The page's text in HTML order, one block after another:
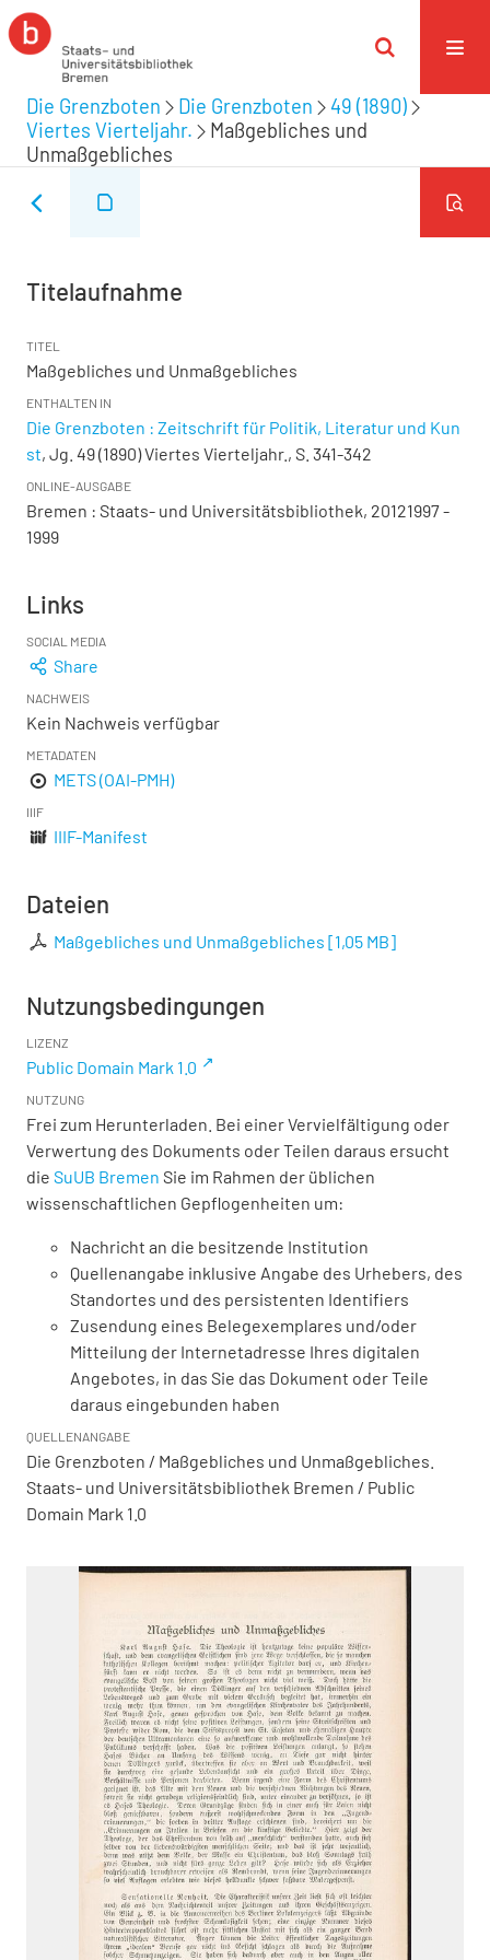
Die Grenzboten Die Grenzboten
49 (1890)
Viertes Vierteljahr.
Maßgebliches und
Unmaßgebliches
Titelaufnahme
TITEL
Maßgebliches und Unmaßgebliches
ENTHALTEN IN
Die Grenzboten : Zeitschrift für Politik, Literatur und Kun
st, Jg. 49 (1890) Viertes Vierteljahr., S. 341-342
ONLINE-AUSGABE
Bremen : Staats- und Universitätsbibliothek, 20121997 -
1999
Links
SOCIAL MEDIA
Share
NACHWEIS
Kein Nachweis verfügbar
METADATEN
METS (OAI-PMH)
IIIF
IIIF-Manifest
Dateien
Maßgebliches und Unmaßgebliches [1,05 MB]
Nutzungsbedingungen
LIZENZ
Public Domain Mark 1.0
NUTZUNG
Frei zum Herunterladen. Bei einer Vervielfältigung oder
Verwertung des Dokuments oder Teilen daraus ersucht
die SuUB Bremen Sie im Rahmen der üblichen
wissenschaftlichen Gepflogenheiten um:
Nachricht an die besitzende Institution
Quellenangabe inklusive Angabe des Urhebers, des
Standortes und des persistenten Identifiers
Zusendung eines Belegexemplares und/oder
Mitteilung der Internetadresse Ihres digitalen
Angebotes, in das Sie das Dokument oder Teile
daraus eingebunden haben
QUELLENANGABE
Die Grenzboten / Maßgebliches und Unmaßgebliches.
Staats- und Universitätsbibliothek Bremen / Public
Domain Mark 1.0